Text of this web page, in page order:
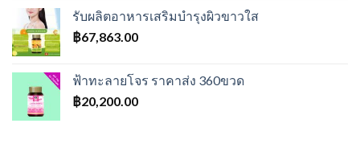
฿600.00.฿550.00.
รับผลิตอาหารเสริมบำรุงผิวขาวใส
฿67,863.00
ฟ้าทะลายโจร ราคาส่ง 360ขวด
฿20,200.00